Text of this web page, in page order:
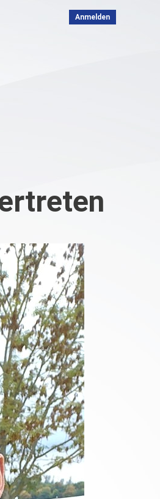
Anmelden